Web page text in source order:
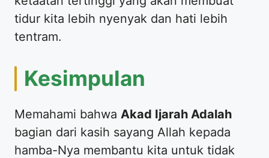
tidur kita lebih nyenyak dan hati lebih
tentram.
​Kesimpulan
​Memahami bahwa Akad Ijarah Adalah
bagian dari kasih sayang Allah kepada
hamba-Nya membantu kita untuk tidak